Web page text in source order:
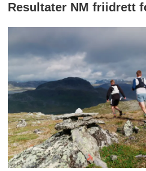
Resultater NM friidrett